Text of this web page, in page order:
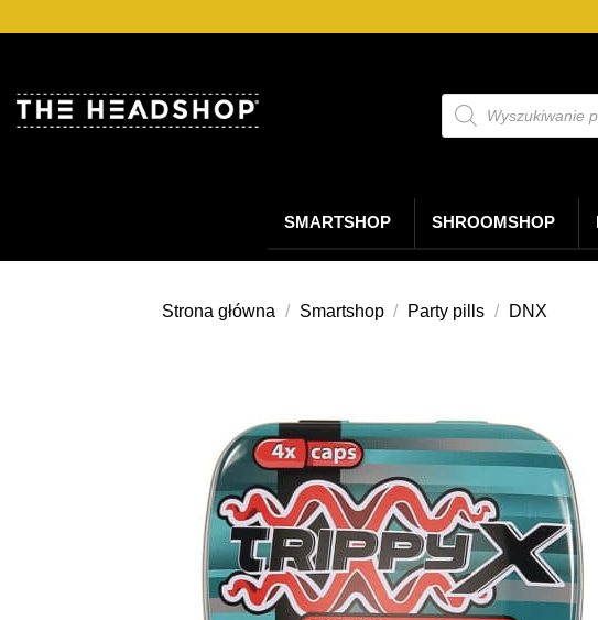
Wyszukiwarka
produktów
SMARTSHOP SHROOMSHOP
Strona główna / Smartshop / Party pills / DNX